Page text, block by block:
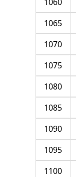
1065
1070
1075
1080
1085
1090
1095
1100